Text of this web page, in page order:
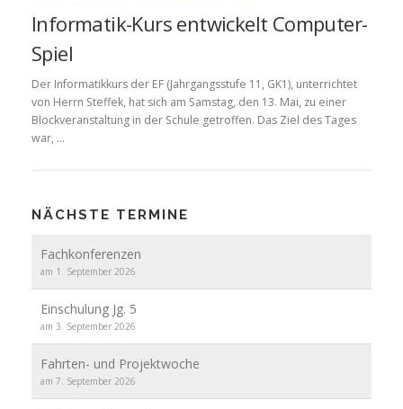
Informatik-Kurs entwickelt Computer-
Spiel
Der Informatikkurs der EF (Jahrgangsstufe 11, GK1), unterrichtet
von Herrn Steffek, hat sich am Samstag, den 13. Mai, zu einer
Blockveranstaltung in der Schule getroffen. Das Ziel des Tages
war, …
NÄCHSTE TERMINE
Fachkonferenzen
am 1. September 2026
Einschulung Jg. 5
am 3. September 2026
Fahrten- und Projektwoche
am 7. September 2026